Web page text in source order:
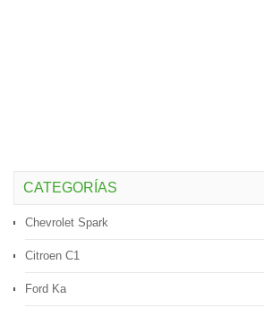
CATEGORÍAS
Chevrolet Spark
Citroen C1
Ford Ka